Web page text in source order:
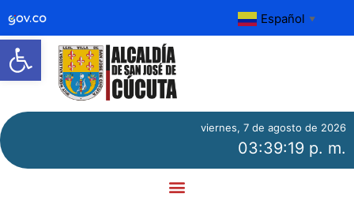
Abrir barra de herramientas
Español ▼
viernes, 7 de agosto de 2026
03:39:19 p. m.